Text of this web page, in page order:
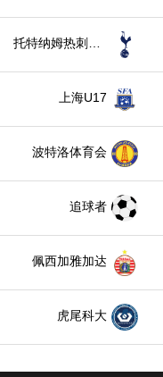
托特纳姆热刺U1
上海U17
波特洛体育会
追球者
佩西加雅加达
虎尾科大